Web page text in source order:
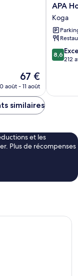
Le
nouveau
est
de
67 €
août - 11 août
APA
Hotel
Ibaraki
Koga
Ekimae
Koga
APA
Koga
8.6
sur
8,6
212
similaires
et les
Plus de récompenses